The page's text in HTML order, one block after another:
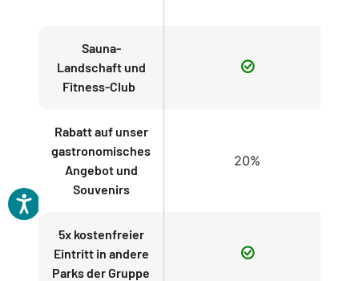
Sauna-
Landschaft und
Fitness-Club
Rabatt auf unser
gastronomisches
Angebot und
Souvenirs
20%
5x kostenfreier
Eintritt in andere
Parks der Gruppe